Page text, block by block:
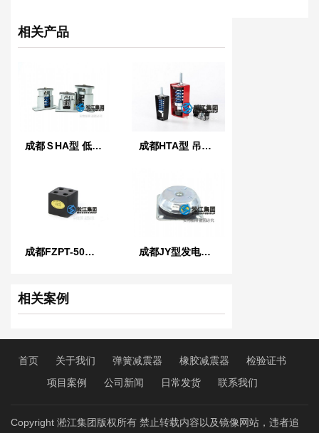
相关产品
成都ＳHA型 低频可调弹簧减振器 成都HTA型 吊式弹簧减振器
成都FZPT-50型浮筑平台橡胶隔振隔声垫 成都JY型发电机橡胶减振器
相关案例
首页 关于我们 弹簧减震器 橡胶减震器
检验证书
项目案例
公司新闻 日常发货 联系我们
Copyright 淞江集团版权所有 禁止转载内容以及镜像网站，违者追